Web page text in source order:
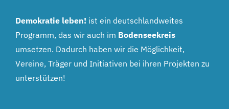
Demokratie leben! ist ein deutschlandweites
Programm, das wir auch im Bodenseekreis
umsetzen. Dadurch haben wir die Möglichkeit,
Vereine, Träger und Initiativen bei ihren Projekten zu
unterstützen!